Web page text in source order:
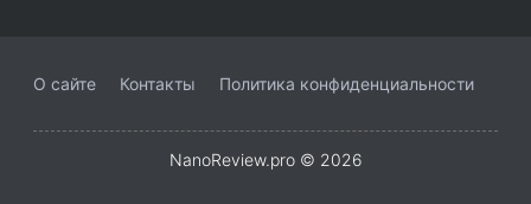
О сайте Контакты Политика конфиденциальности
NanoReview.pro © 2026